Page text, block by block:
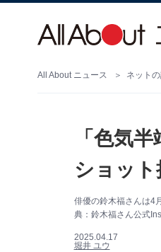
All About ニュース ネット
「色気
ショット
俳優の鈴木福さんは4
典：鈴木福さん公式
2025.04.17
堀井 ユウ